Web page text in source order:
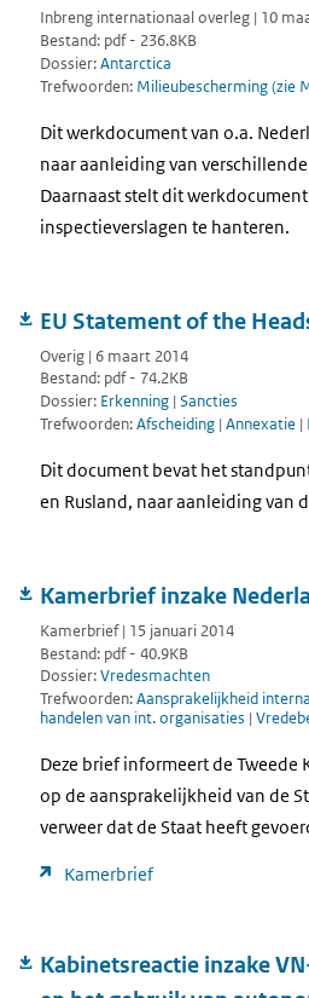
Inbreng internationaal overleg | 10
Bestand: pdf - 236.8KB
Dossier:Antarctica
Trefwoorden: Milieubescherming (zie
Dit werkdocument van o.a.
naar aanleiding van
Daarnaast stelt dit
inspectieverslagen te hanteren.
EU Statement of the
Overig | 6 maart 2014
Bestand: pdf - 74.2KB
Dossier: Erkenning | Sancties
Trefwoorden:Afscheiding | Annexatie |
Dit document bevat het
en Rusland, naar aanleiding van
Kamerbrief inzake
Kamerbrief | 15 januari 2014
Bestand: pdf - 40.9KB
Dossier:Vredesmachten
Trefwoorden:Aansprakelijkheid
handelen van int. organisaties |
Deze brief informeert de Tweede
op de aansprakelijkheid van de
verweer dat de Staat heeft
Kamerbrief
Kabinetsreactie inzake